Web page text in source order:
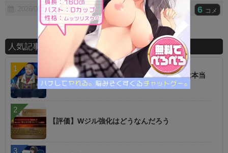
2026/05/10 6 コメ
人気記事ランキング
【話題】低レアを育てた方が強いというのは本当
に罠
【評価】Wジル強化はどうなんだろう